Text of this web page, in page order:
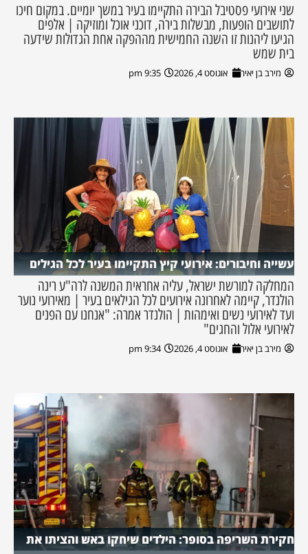
שני אירועי פסטיבל הבירה התקיימו בעיר במשך יומיים. במקום חיכו
לתושבים הופעות, מבשלות בירה, דוכני אוכל ומוזיקה | אלפים
הגיעו ליהנות זו השנה החמישית מההפקה אחת הגדולות שידעה
בית שמש
מירב בן יאיר אוגוסט 4, 2026 9:35 pm
עשייה וחיבורים: אירועי קיץ התקיימו בעיר לכל הגילים
המחלקה למורשת ישראל, עליה אחראית המשנה לרה"ע רינה
הולנדר, קיימה לאחרונה אירועים לכל הגילאים בעיר | מאירועי נוער
ועד לאירועי נשים ואימהות | הולנדר אמרה: "אנחנו עם הפנים
לאירועי אלול והחגים"
מירב בן יאיר אוגוסט 4, 2026 9:34 pm
חקירת השריפה בסופר: הילדים שיחקו באש והציתו את